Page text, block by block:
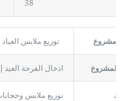
38
توزيع ملابس المشروع
ادخال الفرحة العيد المشروع
توزيع ملابس